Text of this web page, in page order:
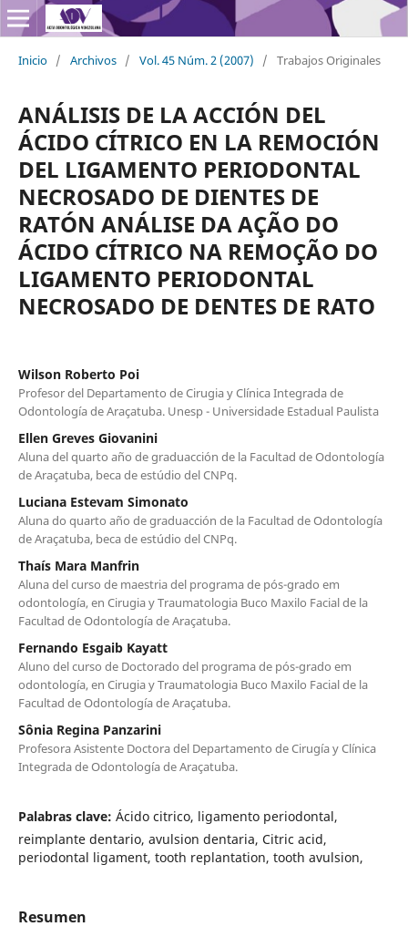
Inicio / Archivos / Vol. 45 Núm. 2 (2007) / Trabajos Originales
ANÁLISIS DE LA ACCIÓN DEL
ÁCIDO CÍTRICO EN LA REMOCIÓN
DEL LIGAMENTO PERIODONTAL
NECROSADO DE DIENTES DE
RATÓN ANÁLISE DA AÇÃO DO
ÁCIDO CÍTRICO NA REMOÇÃO DO
LIGAMENTO PERIODONTAL
NECROSADO DE DENTES DE RATO
Wilson Roberto Poi
Profesor del Departamento de Cirugia y Clínica Integrada de
Odontología de Araçatuba. Unesp - Universidade Estadual Paulista
Ellen Greves Giovanini
Aluna del quarto año de graduacción de la Facultad de Odontología
de Araçatuba, beca de estúdio del CNPq.
Luciana Estevam Simonato
Aluna do quarto año de graduacción de la Facultad de Odontología
de Araçatuba, beca de estúdio del CNPq.
Thaís Mara Manfrin
Aluna del curso de maestria del programa de pós-grado em
odontología, en Cirugia y Traumatologia Buco Maxilo Facial de la
Facultad de Odontología de Araçatuba.
Fernando Esgaib Kayatt
Aluno del curso de Doctorado del programa de pós-grado em
odontología, en Cirugia y Traumatologia Buco Maxilo Facial de la
Facultad de Odontología de Araçatuba.
Sônia Regina Panzarini
Profesora Asistente Doctora del Departamento de Cirugía y Clínica
Integrada de Odontología de Araçatuba.
Palabras clave: Ácido citrico, ligamento periodontal,
reimplante dentario, avulsion dentaria, Citric acid,
periodontal ligament, tooth replantation, tooth avulsion,
Resumen